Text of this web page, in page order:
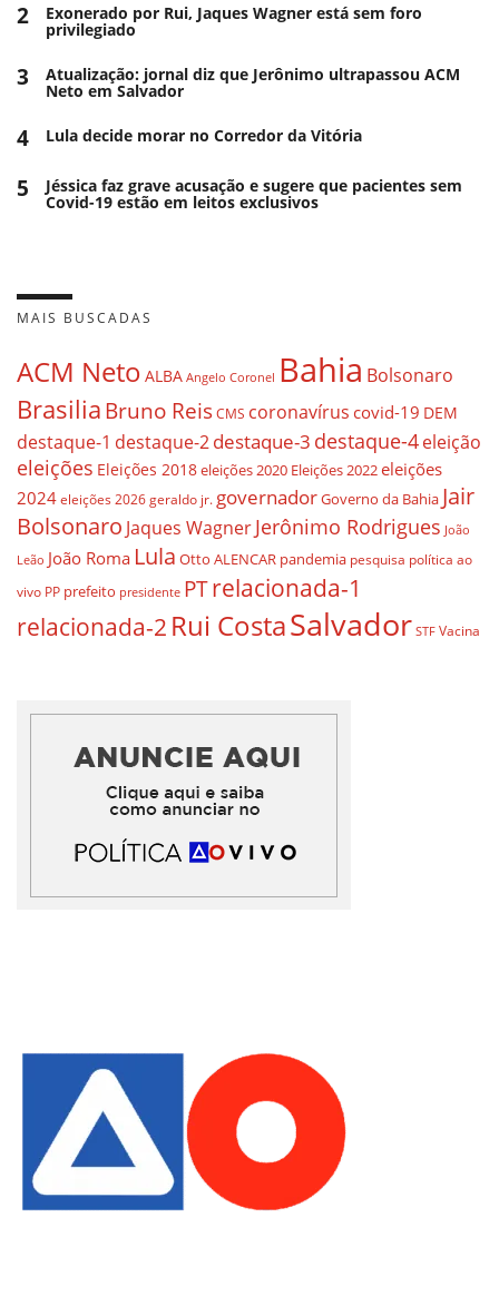
2 Exonerado por Rui, Jaques Wagner está sem foro
privilegiado
3 Atualização: jornal diz que Jerônimo ultrapassou ACM
Neto em Salvador
4 Lula decide morar no Corredor da Vitória
5 Jéssica faz grave acusação e sugere que pacientes sem
Covid-19 estão em leitos exclusivos
MAIS BUSCADAS
ACM Neto ALBA Angelo Coronel Bahia Bolsonaro
BrasiliaBruno ReisCMS coronavírus covid-19 DEM
destaque-1 destaque-2destaque-3 destaque-4eleição
eleições Eleições 2018eleições 2020 Eleições 2022eleições
2024 eleições 2026 geraldo jr. governadorGoverno da Bahia Jair
Bolsonaro Jaques WagnerJerônimo Rodrigues João
Leão João Roma Lula Otto ALENCAR pandemia pesquisa política ao
vivo PP prefeito presidente PTrelacionada-1
relacionada-2 Rui CostaSalvador STF Vacina